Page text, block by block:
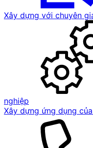
Xây dựng với chuyên
nghiệp
Xây dựng ứng dụng